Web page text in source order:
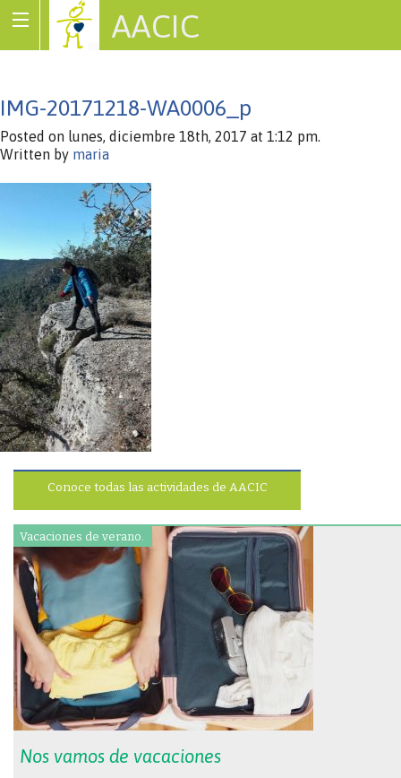
AACIC
IMG-20171218-WA0006_p
Posted on lunes, diciembre 18th, 2017 at 1:12 pm.
Written by maria
Conoce todas las actividades de AACIC
Vacaciones de verano.
Nos vamos de vacaciones